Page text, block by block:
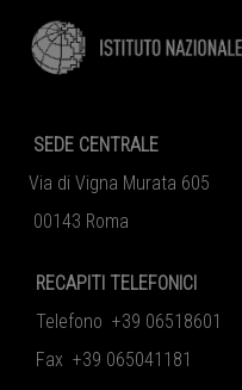
SEDE CENTRALE
Via di Vigna Murata 605
00143 Roma
RECAPITI TELEFONICI
Telefono +39 06518601
Fax +39 065041181